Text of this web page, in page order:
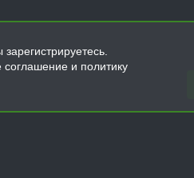
и политику